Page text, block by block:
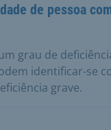
de pessoa
grau de
identificar-se
grave.